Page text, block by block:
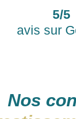
5/5
avis sur
Nos